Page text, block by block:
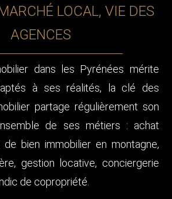
LOCAL, VIE DES
AGENCES
dans les Pyrénées mérite
à ses réalités, la clé des
partage régulièrement son
de ses métiers : achat
de bien immobilier en montagne,
gestion locative, conciergerie
de copropriété.